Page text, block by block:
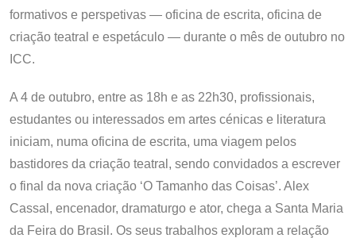
formativos e perspetivas — oficina de escrita, oficina de
criação teatral e espetáculo — durante o mês de outubro no
ICC.
A 4 de outubro, entre as 18h e as 22h30, profissionais,
estudantes ou interessados em artes cénicas e literatura
iniciam, numa oficina de escrita, uma viagem pelos
bastidores da criação teatral, sendo convidados a escrever
o final da nova criação ‘O Tamanho das Coisas’. Alex
Cassal, encenador, dramaturgo e ator, chega a Santa Maria
da Feira do Brasil. Os seus trabalhos exploram a relação